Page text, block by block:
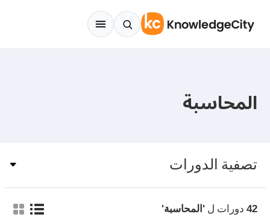
المحاسبة
تصفية الدورات
42 دورات ل'المحاسبة'